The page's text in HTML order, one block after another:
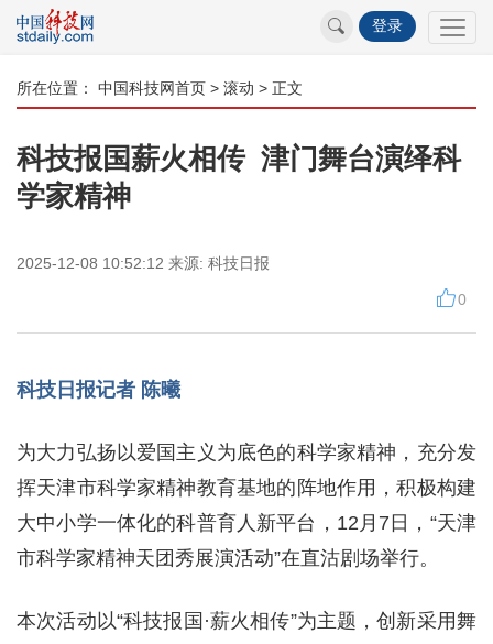
登录
所在位置： 中国科技网首页 > 滚动 > 正文
科技报国薪火相传 津门舞台演绎科
学家精神
2025-12-08 10:52:12 来源: 科技日报
0
科技日报记者 陈曦
为大力弘扬以爱国主义为底色的科学家精神，充分发
挥天津市科学家精神教育基地的阵地作用，积极构建
大中小学一体化的科普育人新平台，12月7日，“天津
市科学家精神天团秀展演活动”在直沽剧场举行。
本次活动以“科技报国·薪火相传”为主题，创新采用舞